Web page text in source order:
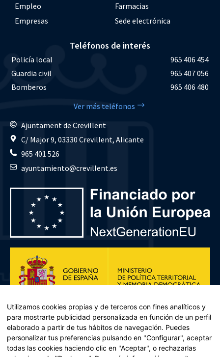
Empleo
Farmacias
Empresas
Sede electrónica
Teléfonos de interés
Policía local
965 406 454
Guardia civil
965 407 056
Bomberos
965 406 480
Ver más teléfonos
Ajuntament de Crevillent
C/ Major 9, 03330 Crevillent, Alicante
965 401 526
ayuntamiento@crevillent.es
Utilizamos cookies propias y de terceros con fines analíticos y
para mostrarte publicidad personalizada en función de un perfil
elaborado a partir de tus hábitos de navegación. Puedes
personalizar tus preferencias pulsando en "Configurar", aceptar
todas las cookies haciendo clic en "Aceptar", o rechazarlas